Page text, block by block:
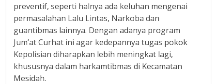
preventif, seperti halnya ada keluhan mengenai
permasalahan Lalu Lintas, Narkoba dan
guantibmas lainnya. Dengan adanya program
Jum’at Curhat ini agar kedepannya tugas pokok
Kepolisian diharapkan lebih meningkat lagi,
khususnya dalam harkamtibmas di Kecamatan
Mesidah.